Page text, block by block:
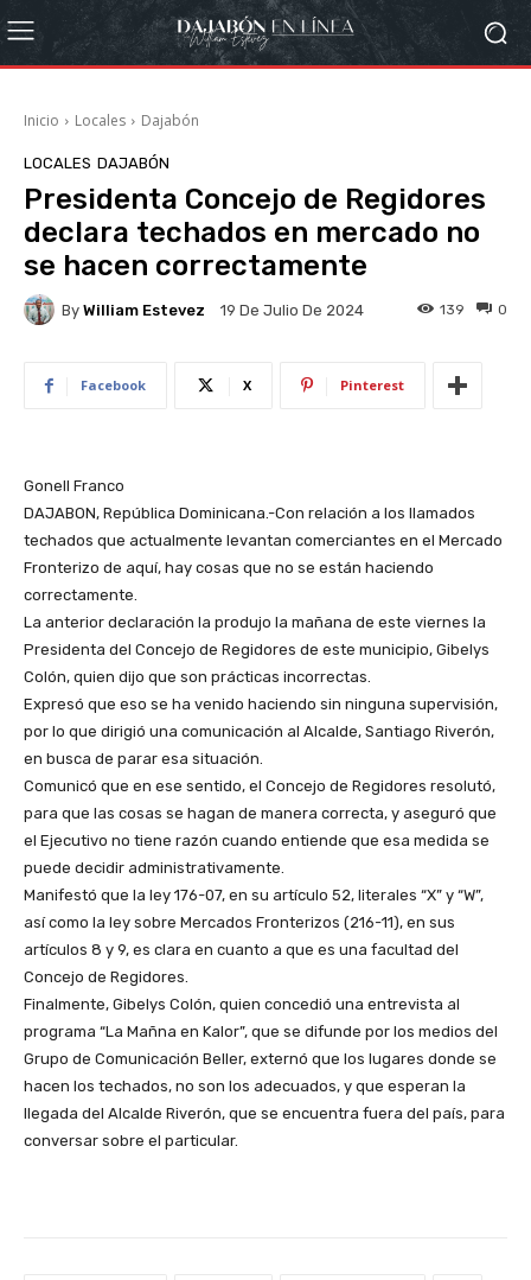
Inicio Locales Dajabón
LOCALES DAJABÓN
Presidenta Concejo de Regidores
declara techados en mercado no
se hacen correctamente
By William Estevez 19 De Julio De 2024 0
139
Facebook X Pinterest
Gonell Franco
DAJABON, República Dominicana.-Con relación a los llamados
techados que actualmente levantan comerciantes en el Mercado
Fronterizo de aquí, hay cosas que no se están haciendo
correctamente.
La anterior declaración la produjo la mañana de este viernes la
Presidenta del Concejo de Regidores de este municipio, Gibelys
Colón, quien dijo que son prácticas incorrectas.
Expresó que eso se ha venido haciendo sin ninguna supervisión,
por lo que dirigió una comunicación al Alcalde, Santiago Riverón,
en busca de parar esa situación.
Comunicó que en ese sentido, el Concejo de Regidores resolutó,
para que las cosas se hagan de manera correcta, y aseguró que
el Ejecutivo no tiene razón cuando entiende que esa medida se
puede decidir administrativamente.
Manifestó que la ley 176-07, en su artículo 52, literales “X” y “W”,
así como la ley sobre Mercados Fronterizos (216-11), en sus
artículos 8 y 9, es clara en cuanto a que es una facultad del
Concejo de Regidores.
Finalmente, Gibelys Colón, quien concedió una entrevista al
programa “La Mañna en Kalor”, que se difunde por los medios del
Grupo de Comunicación Beller, externó que los lugares donde se
hacen los techados, no son los adecuados, y que esperan la
llegada del Alcalde Riverón, que se encuentra fuera del país, para
conversar sobre el particular.